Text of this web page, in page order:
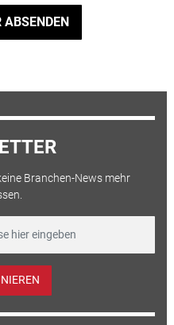
ABSENDEN
Branchen-News mehr